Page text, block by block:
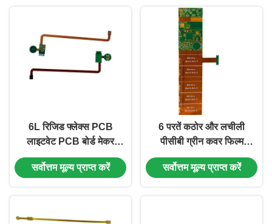
6L रिजिड फ्लेक्स PCB
लाइटवेट PCB बोर्ड मेकर
2oz ग्रीन कवर फिल्म
सर्वोत्तम मूल्य प्राप्त करें
6 परतें कठोर और लचीली
पीसीबी ग्रीन कवर फिल्म
सफेद 1.0 मिमी
सर्वोत्तम मूल्य प्राप्त करें